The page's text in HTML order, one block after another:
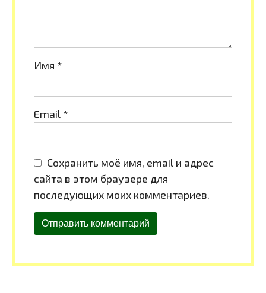
Имя *
Email *
Сохранить моё имя, email и адрес
сайта в этом браузере для
последующих моих комментариев.